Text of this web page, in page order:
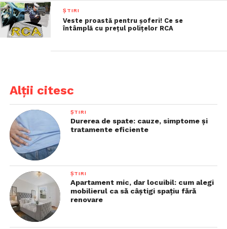
ȘTIRI
Veste proastă pentru șoferi! Ce se
întâmplă cu prețul polițelor RCA
Alții citesc
ȘTIRI
Durerea de spate: cauze, simptome și
tratamente eficiente
ȘTIRI
Apartament mic, dar locuibil: cum alegi
mobilierul ca să câștigi spațiu fără
renovare